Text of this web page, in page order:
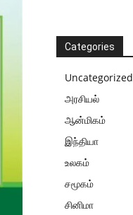
Categories
Uncategorized
அரசியல்
ஆன்மிகம்
இந்தியா
உலகம்
சமூகம்
சினிமா